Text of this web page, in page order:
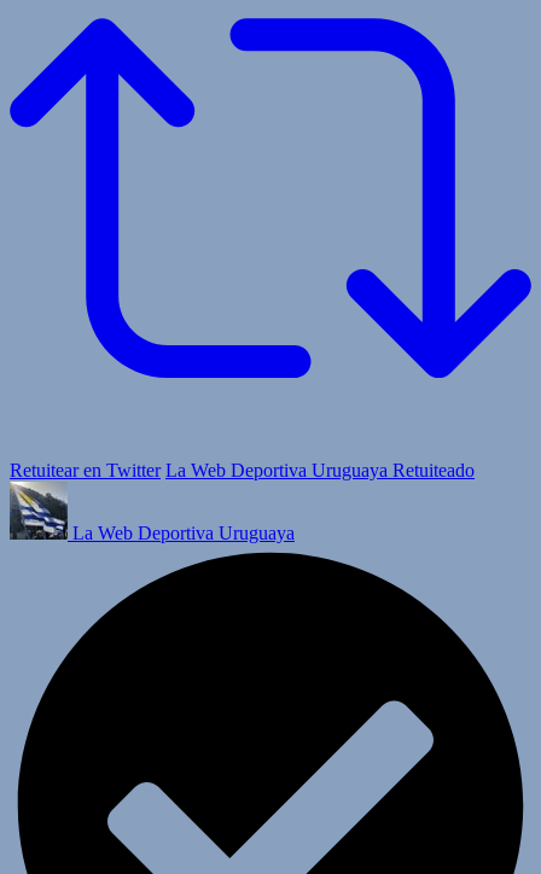
Retuitear en Twitter La Web Deportiva Uruguaya Retuiteado
La Web Deportiva Uruguaya